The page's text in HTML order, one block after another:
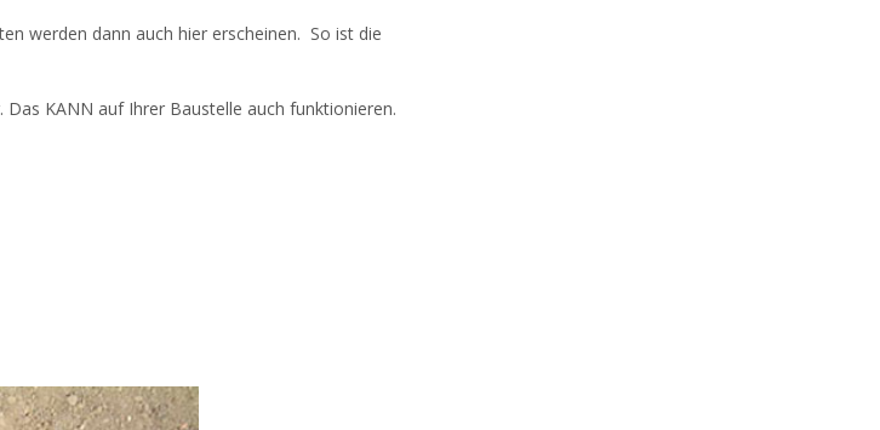
werden dann auch hier erscheinen. So ist die
KANN auf Ihrer Baustelle auch funktionieren.